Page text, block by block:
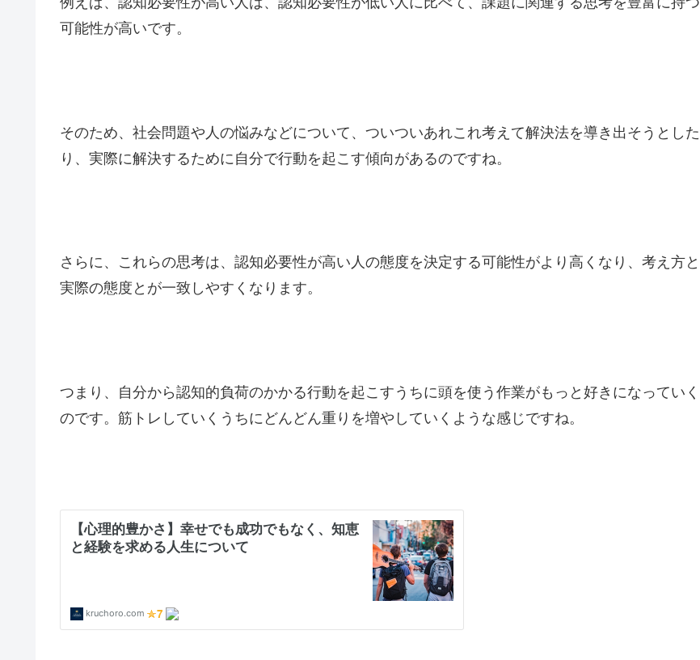
可能性が高いです。
そのため、社会問題や人の悩みなどについて、ついついあれこれ考えて解決法を導き出そうとした
り、実際に解決するために自分で行動を起こす傾向があるのですね。
さらに、これらの思考は、認知必要性が高い人の態度を決定する可能性がより高くなり、考え方と
実際の態度とが一致しやすくなります。
つまり、自分から認知的負荷のかかる行動を起こすうちに頭を使う作業がもっと好きになっていく
のです。筋トレしていくうちにどんどん重りを増やしていくような感じですね。